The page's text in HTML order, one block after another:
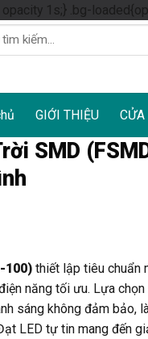
1s;} .bg-
GIỚI THIỆU CỬA
SMD
100) thiết lập tiêu chuẩn
năng tối ưu. Lựa
sáng không đảm bảo,
LED tự tin mang đến